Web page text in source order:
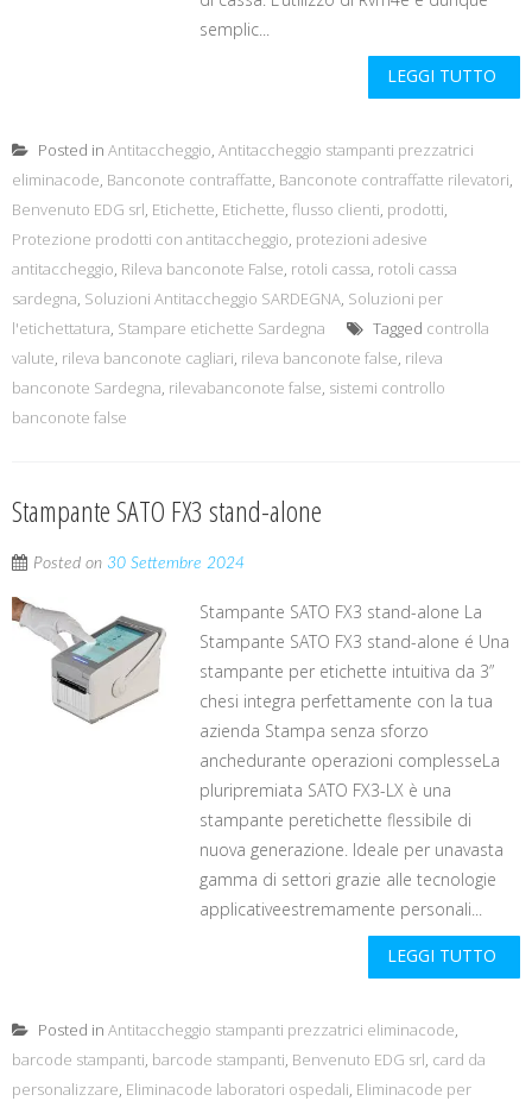
semplic...
LEGGI TUTTO
Posted in Antitaccheggio, Antitaccheggio stampanti prezzatrici
eliminacode, Banconote contraffatte, Banconote contraffatte rilevatori,
Benvenuto EDG srl, Etichette, Etichette, flusso clienti, prodotti,
Protezione prodotti con antitaccheggio, protezioni adesive
antitaccheggio, Rileva banconote False, rotoli cassa, rotoli cassa
sardegna, Soluzioni Antitaccheggio SARDEGNA, Soluzioni per
l'etichettatura, Stampare etichette Sardegna Tagged controlla
valute, rileva banconote cagliari, rileva banconote false, rileva
banconote Sardegna, rilevabanconote false, sistemi controllo
banconote false
Stampante SATO FX3 stand-alone
Posted on 30 Settembre 2024
Stampante SATO FX3 stand-alone La
Stampante SATO FX3 stand-alone é Una
stampante per etichette intuitiva da 3”
chesi integra perfettamente con la tua
azienda Stampa senza sforzo
anchedurante operazioni complesseLa
pluripremiata SATO FX3-LX è una
stampante peretichette flessibile di
nuova generazione. Ideale per unavasta
gamma di settori grazie alle tecnologie
applicativeestremamente personali...
LEGGI TUTTO
Posted in Antitaccheggio stampanti prezzatrici eliminacode,
barcode stampanti, barcode stampanti, Benvenuto EDG srl, card da
personalizzare, Eliminacode laboratori ospedali, Eliminacode per